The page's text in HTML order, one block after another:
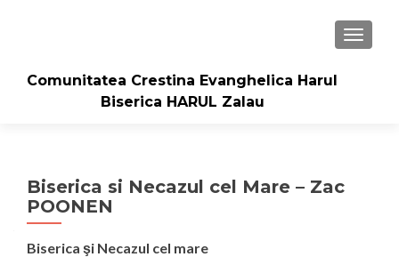
Comunitatea Crestina Evanghelica Harul
Biserica HARUL Zalau
Biserica si Necazul cel Mare – Zac
POONEN
Biserica şi Necazul cel mare